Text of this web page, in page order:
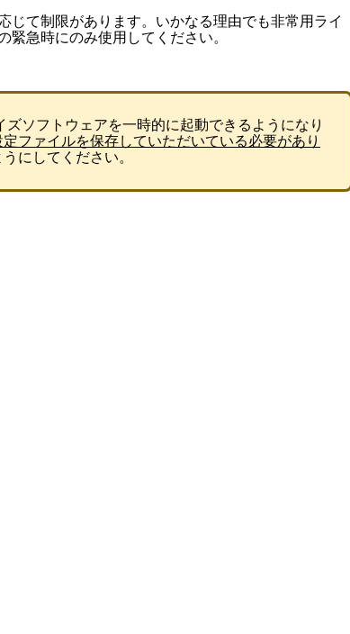
じて制限があります。いかなる理由でも非常用ライ
急時にのみ使用してください。
ソフトウェアを一時的に起動できるようになり
ファイルを保存していただいている必要があり
うにしてください。